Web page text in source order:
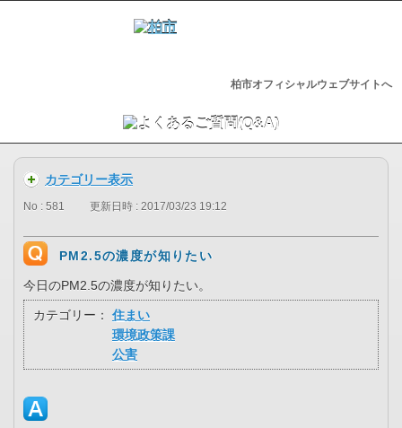
柏市オフィシャルウェブサイトへ
カテゴリー表示
No : 581 更新日時 : 2017/03/23 19:12
PM2.5の濃度が知りたい
今日のPM2.5の濃度が知りたい。
カテゴリー：
住まい
環境政策課
公害